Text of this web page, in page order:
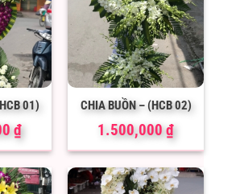
01)
₫
CHIA BUỒN – (HCB 02)
1.500,000₫